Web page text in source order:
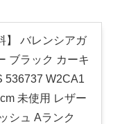
】 バレンシアガ
ブラック カーキ
536737 W2CA1
未使用 レザー
シュ Aランク